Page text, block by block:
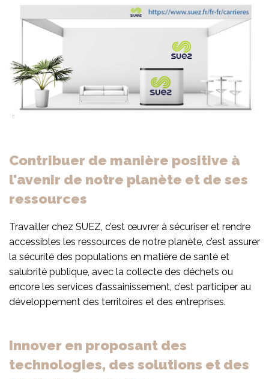
Contribuer de manière positive à
l'avenir de notre planète et de ses
ressources
Travailler chez SUEZ, c’est œuvrer à sécuriser et rendre
accessibles les ressources de notre planète, c’est assurer
la sécurité des populations en matière de santé et
salubrité publique, avec la collecte des déchets ou
encore les services d’assainissement, c’est participer au
développement des territoires et des entreprises.
Innover en proposant des
technologies, des solutions et des